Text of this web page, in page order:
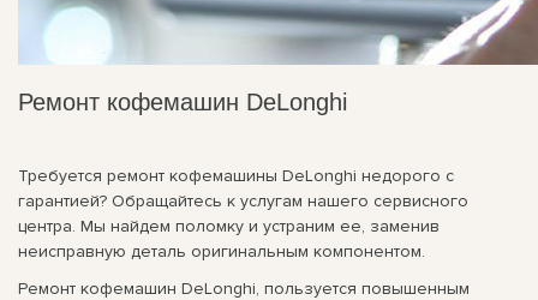
Ремонт кофемашин DeLonghi
Требуется ремонт кофемашины DeLonghi недорого с
гарантией? Обращайтесь к услугам нашего сервисного
центра. Мы найдем поломку и устраним ее, заменив
неисправную деталь оригинальным компонентом.
Ремонт кофемашин DeLonghi, пользуется повышенным